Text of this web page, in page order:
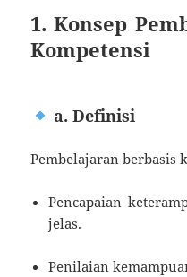
1. Konsep
Kompetensi
a. Definisi
Pembelajaran berbasis
Pencapaian
jelas.
Penilaian